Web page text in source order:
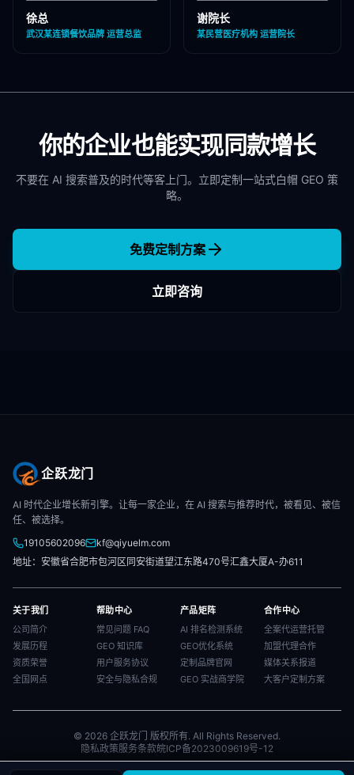
营，效果更好！"
徐总
武汉某连锁餐饮品牌 运营总监
行合规承诺，非常专业！"
谢院长
某民营医疗机构 运营院长
你的企业也能实现同款增长
不要在 AI 搜索普及的时代等客上门。立即定制一站式白帽 GEO 策
略。
免费定制方案
立即咨询
企跃龙门
AI 时代企业增长新引擎。让每一家企业，在 AI 搜索与推荐时代，被看见、被信
任、被选择。
19105602096
kf@qiyuelm.com
地址：安徽省合肥市包河区同安街道望江东路470号汇鑫大厦A-办611
关于我们
公司简介
发展历程
资质荣誉
全国网点
帮助中心
常见问题 FAQ
GEO 知识库
用户服务协议
安全与隐私合规
产品矩阵
AI 排名检测系统
GEO优化系统
定制品牌官网
GEO 实战商学院
合作中心
全案代运营托管
加盟代理合作
媒体关系报道
大客户定制方案
© 2026 企跃龙门 版权所有. All Rights Reserved.
隐私政策服务条款皖ICP备2023009619号-12